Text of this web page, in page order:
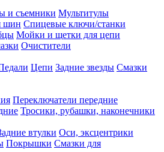
и съемники Мультитулы
шин Спицевые ключи/станки
Мойки и щетки для цепи
Очистители
Цепи Задние звезды Смазки
Переключатели передние
Тросики, рубашки, наконечники
втулки Оси, эксцентрики
Покрышки Смазки для